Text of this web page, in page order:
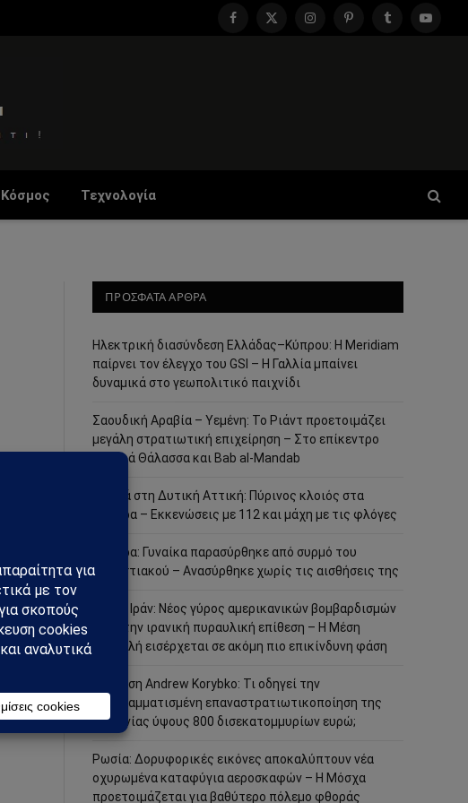
Facebook
X
InstagramPinterestTumblr
Κόσμος Τεχνολογία
ΠΡΟΣΦΑΤΑ ΑΡΘΡΑ
Ηλεκτρική διασύνδεση Ελλάδας–Κύπρου: Η Meridiam
παίρνει τον έλεγχο του GSI – Η Γαλλία μπαίνει
δυναμικά στο γεωπολιτικό παιχνίδι
Σαουδική Αραβία – Υεμένη: Το Ριάντ προετοιμάζει
μεγάλη στρατιωτική επιχείρηση – Στο επίκεντρο
Ερυθρά Θάλασσα και Bab al-Mandab
Φωτιά στη Δυτική Αττική: Πύρινος κλοιός στα
Μέγαρα – Εκκενώσεις με 112 και μάχη με τις φλόγες
Μέγαρα: Γυναίκα παρασύρθηκε από συρμό του
Προαστιακού – Ανασύρθηκε χωρίς τις αισθήσεις της
ΗΠΑ – Ιράν: Νέος γύρος αμερικανικών βομβαρδισμών
μετά την ιρανική πυραυλική επίθεση – Η Μέση
Ανατολή εισέρχεται σε ακόμη πιο επικίνδυνη φάση
Ανάλυση Andrew Korybko: Τι οδηγεί την
προγραμματισμένη επαναστρατιωτικοποίηση της
Γερμανίας ύψους 800 δισεκατομμυρίων ευρώ;
Ρωσία: Δορυφορικές εικόνες αποκαλύπτουν νέα
οχυρωμένα καταφύγια αεροσκαφών – Η Μόσχα
προετοιμάζεται για βαθύτερο πόλεμο φθοράς